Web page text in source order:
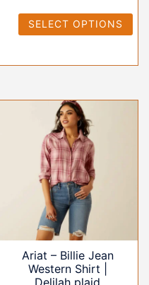
SELECT OPTIONS
Ariat – Billie Jean
Western Shirt |